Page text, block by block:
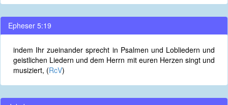
Epheser 5:19
indem Ihr zueinander sprecht in Psalmen und Lobliedern und
geistlichen Liedern und dem Herrn mit euren Herzen singt und
musiziert, (RcV)